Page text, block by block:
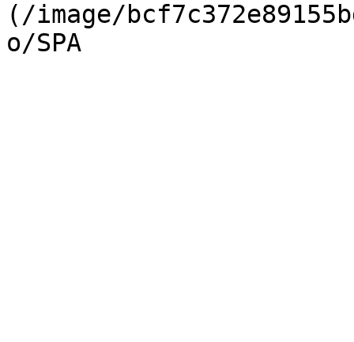
(/image/
o/SPA